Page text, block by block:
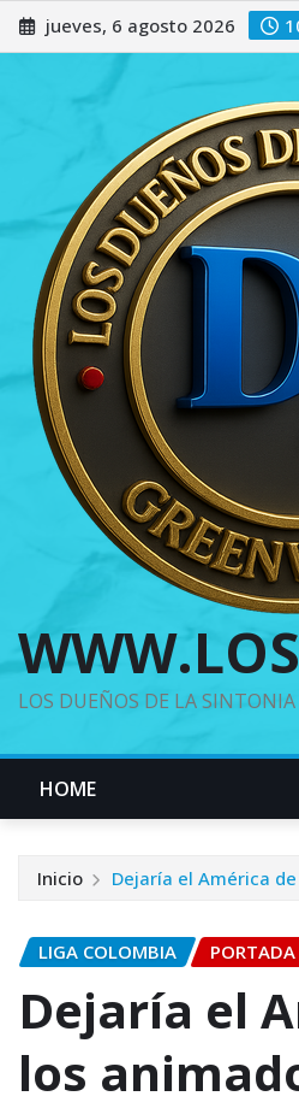
Saltar
al
jueves, 6 agosto 2026
LOS DUEÑOS DE LA
HOME
Inicio Dejaría el América
LIGA COLOMBIA PORTADA
Dejaría el
los